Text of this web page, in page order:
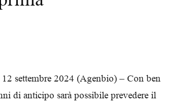
settembre 2024 (Agenbio) – Con ben
di anticipo sarà possibile prevedere il